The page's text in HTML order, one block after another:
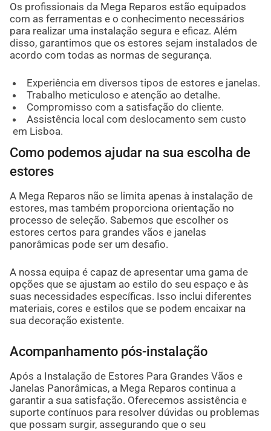
Os profissionais da Mega Reparos estão equipados
com as ferramentas e o conhecimento necessários
para realizar uma instalação segura e eficaz. Além
disso, garantimos que os estores sejam instalados de
acordo com todas as normas de segurança.
Experiência em diversos tipos de estores e janelas.
Trabalho meticuloso e atenção ao detalhe.
Compromisso com a satisfação do cliente.
Assistência local com deslocamento sem custo
em Lisboa.
Como podemos ajudar na sua escolha de
estores
A Mega Reparos não se limita apenas à instalação de
estores, mas também proporciona orientação no
processo de seleção. Sabemos que escolher os
estores certos para grandes vãos e janelas
panorâmicas pode ser um desafio.
A nossa equipa é capaz de apresentar uma gama de
opções que se ajustam ao estilo do seu espaço e às
suas necessidades específicas. Isso inclui diferentes
materiais, cores e estilos que se podem encaixar na
sua decoração existente.
Acompanhamento pós-instalação
Após a Instalação de Estores Para Grandes Vãos e
Janelas Panorâmicas, a Mega Reparos continua a
garantir a sua satisfação. Oferecemos assistência e
suporte contínuos para resolver dúvidas ou problemas
que possam surgir, assegurando que o seu